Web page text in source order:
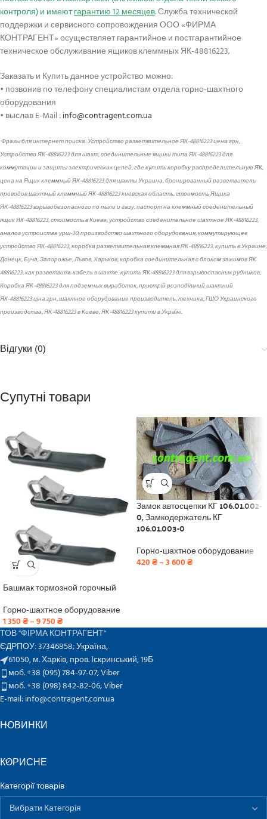
контроля) и имеютгарантию 12 месяцев.Служба технической
поддержки и сервисного сопровождения ООО «ФИРМА
КОНТРАГЕНТ» осуществляет гарантийное и постгарантийное
техническое обслуживание ящиков клеммных ЯК-48816223.
Заказать и Купить данное устройство можно:
• позвонив по телефону специалистам отдела горно-шахтного
оборудования
• выслав E-Mail :info@contragent.com.ua
Фразы для интернет поиска: Устройство разветвительное ЯК-48816223 цена грн,
Устройство ЯК-48816223 для шахт, соединительные ящики типа ЯК-48816223 для
коммутации и защиты электрических цепей, где купить коробку распределительную ЯК,
цена на Ящик клеммный ЯК-48816223 для шахты Украина, бронированный разветвитель
проводов шахтный клеммный ЯК-48816223 киевская область, стоимость Ящика
ЯК-48816223 взрывобезопасного по пыли и газу, паспорт на клеммный соеденительный
ящик ЯК-48816223, стоимость в Киеве, устройство соеденительное шахтное ЯК-48816223,
аналог устроиства урш-30, производство шахтного оборудования, коммутирующее
устройство ЯК-48816223, коробка разветвительная клеммная ЯК-48816223, купить в Украине,
Донецк, Буча, Запорожье, Львов, Харьков, коробка соединительная с блоком зажимов ЯК
48816223, как разветвить кабель в шахте. купить ЯК-48816223 для взрывоопасных рудников,
Коробка ЯК-48816223 для подземных выработок, пристрій розподільчий шахтний
ЯК-48816223 ціна грн, шахтное оборудование производитель, техника, ГШО Украинского
производства, ЯК-48816223 в Киеве, ЯК-48816223 купити в Україні.
Відгуки (0)
Супутні товари
Башмак тормозной горочный
Горно-шахтное оборудование
1 350₴–9 750₴
Замок автосцепки КГ 106.01.002-
0, Замкодержатель КГ
106.01.003-0
Горно-шахтное оборудование
420₴–3 600₴
ТОВ "ФІРМА КОНТРАГЕНТ"
ЄДРПОУ: 37346858; Україна,
61050, м. Харків, пров. Іскринський, 19Б
моб. +38 (095) 784-97-07;Viber
моб. +38 (098) 842-82-06;Viber
E-mail: info@contragent.com.ua
НОВИНКИ
КОРИСНЕ
Категорії товарів